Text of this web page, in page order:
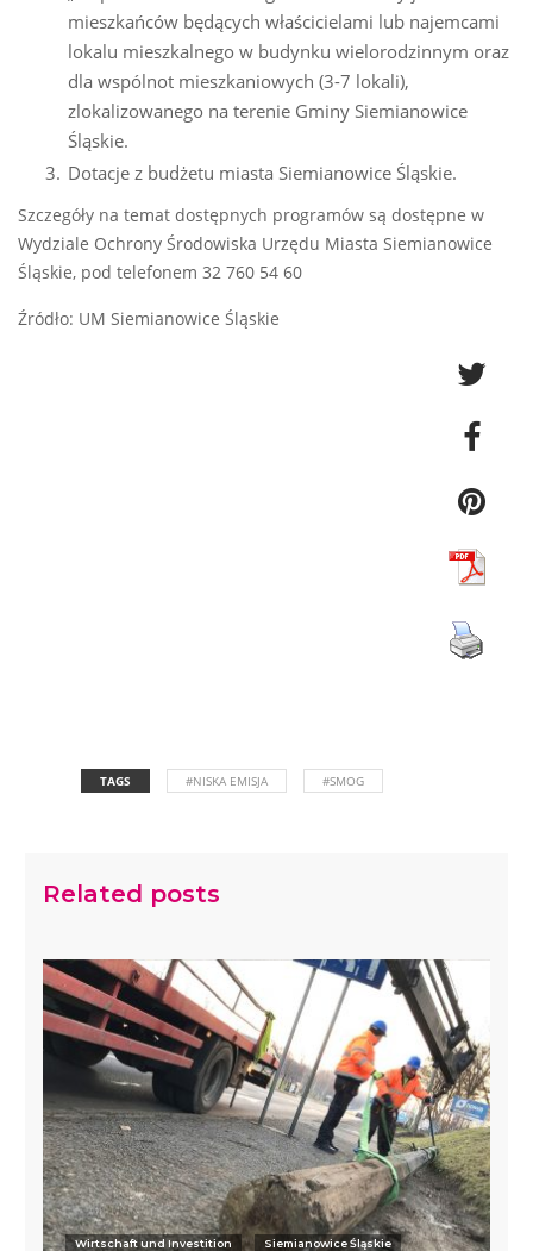
mieszkańców będących właścicielami lub najemcami
lokalu mieszkalnego w budynku wielorodzinnym oraz
dla wspólnot mieszkaniowych (3-7 lokali),
zlokalizowanego na terenie Gminy Siemianowice
Śląskie.
Dotacje z budżetu miasta Siemianowice Śląskie.
Szczegóły na temat dostępnych programów są dostępne w
Wydziale Ochrony Środowiska Urzędu Miasta Siemianowice
Śląskie, pod telefonem 32 760 54 60
Źródło: UM Siemianowice Śląskie
TAGS #NISKA EMISJA #SMOG
Related posts
Wirtschaft und Investition Siemianowice Śląskie